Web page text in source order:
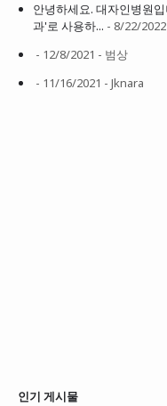
안녕하세요. 대자인병원
과'로 사용하... - 8/22/2022
- 12/8/2021 - 범상
- 11/16/2021 - Jknara
인기 게시물